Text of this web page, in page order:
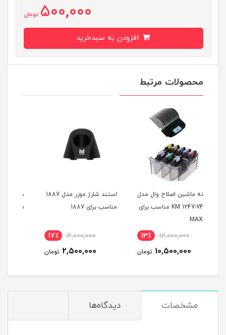
500,000 تومان
محصولات مرتبط
استند شارژ موزر مدل 1887
مناسب برای 1887
3,000,000
2,500,000
شانه 6 عددی مگنتی موزر
مدل KM1801-5230
9,000,000
8,000,000
مشخصات دیدگاه‌ها